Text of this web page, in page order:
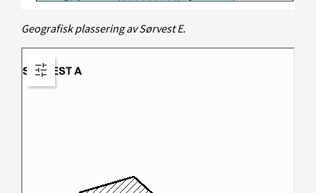
Geografisk plassering av Sørvest E.